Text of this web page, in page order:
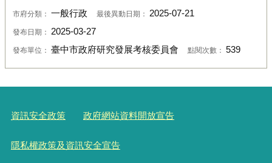
市府分類： 一般行政 最後異動日期： 2025-07-21
發布日期： 2025-03-27
發布單位： 臺中市政府研究發展考核委員會 點閱次數： 539
資訊安全政策 政府網站資料開放宣告
隱私權政策及資訊安全宣告